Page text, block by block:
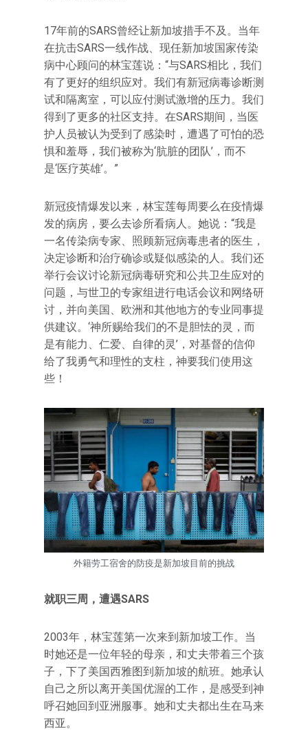
17年前的SARS曾经让新加坡措手不及。当年
在抗击SARS一线作战、现任新加坡国家传染
病中心顾问的林宝莲说：“与SARS相比，我们
有了更好的组织应对。我们有新冠病毒诊断测
试和隔离室，可以应付测试激增的压力。我们
得到了更多的社区支持。在SARS期间，当医
护人员被认为受到了感染时，遭遇了可怕的恐
惧和羞辱，我们被称为‘肮脏的团队’，而不
是‘医疗英雄’。”
新冠疫情爆发以来，林宝莲每周要么在疫情爆
发的病房，要么去诊所看病人。她说：“我是
一名传染病专家、照顾新冠病毒患者的医生，
决定诊断和治疗确诊或疑似感染的人。我们还
举行会议讨论新冠病毒研究和公共卫生应对的
问题，与世卫的专家组进行电话会议和网络研
讨，并向美国、欧洲和其他地方的专业同事提
供建议。‘神所赐给我们的不是胆怯的灵，而
是有能力、仁爱、自律的灵’，对基督的信仰
给了我勇气和理性的支柱，神要我们使用这
些！
外籍劳工宿舍的防疫是新加坡目前的挑战
就职三周，遭遇SARS
2003年，林宝莲第一次来到新加坡工作。当
时她还是一位年轻的母亲，和丈夫带着三个孩
子，下了美国西雅图到新加坡的航班。她承认
自己之所以离开美国优渥的工作，是感受到神
呼召她回到亚洲服事。她和丈夫都出生在马来
西亚。